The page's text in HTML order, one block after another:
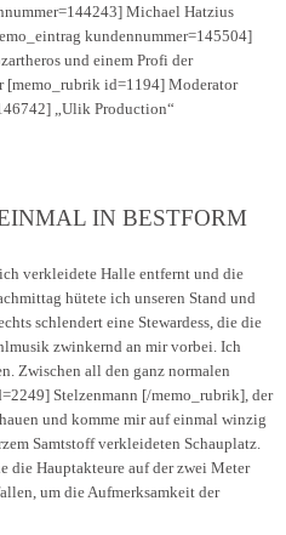
Michael Hatzius
kundennummer=145504]
und einem Profi der
[memo_rubrik id=1194] Moderator
„Ulik Production“
IN BESTFORM
verkleidete Halle entfernt und die
hütete ich unseren Stand und
schlendert eine Stewardess, die die
zwinkernd an mir vorbei. Ich
Zwischen all den ganz normalen
Stelzenmann [/memo_rubrik], der
und komme mir auf einmal winzig
Samtstoff verkleideten Schauplatz.
die Hauptakteure auf der zwei Meter
um die Aufmerksamkeit der